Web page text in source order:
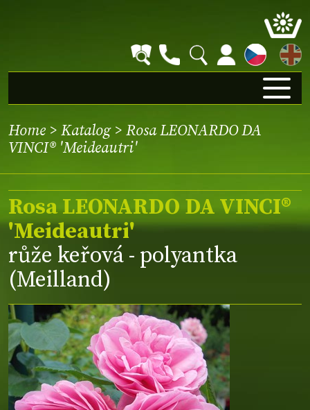
EN
Home > Katalog> Rosa LEONARDO DA
VINCI® 'Meideautri'
Rosa LEONARDO DA VINCI®
'Meideautri'
růže keřová - polyantka
(Meilland)